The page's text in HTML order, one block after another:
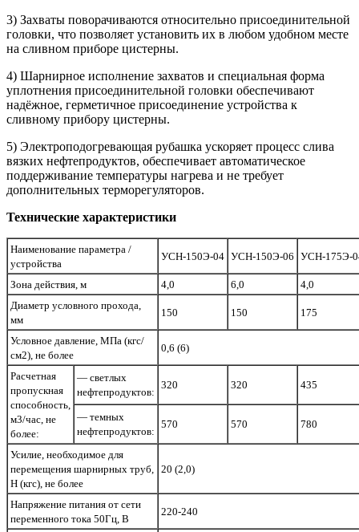
3) Захваты поворачиваются относительно присоединительной
головки, что позволяет установить их в любом удобном месте
на сливном приборе цистерны.
4) Шарнирное исполнение захватов и специальная форма
уплотнения присоединительной головки обеспечивают
надёжное, герметичное присоединение устройства к
сливному прибору цистерны.
5) Электроподогревающая рубашка ускоряет процесс слива
вязких нефтепродуктов, обеспечивает автоматическое
поддерживание температуры нагрева и не требует
дополнительных терморегуляторов.
Технические характеристики
Наименование параметра /
устройства
УСН-150Э-04 УСН-150Э-06 УСН-175Э-
Зона действия, м 4,0 6,0
4,0
Диаметр условного прохода,
мм
150 150 175
Условное давление, МПа (кгс/
см2), не более
0,6 (6)
Расчетная
пропускная
способность,
м3/час, не
более:
— светлых
нефтепродуктов:
320 320 435
— темных
нефтепродуктов:
570 570 780
Усилие, необходимое для
перемещения шарнирных труб,
Н (кгс), не более
20 (2,0)
Напряжение питания от сети
переменного тока 50Гц, В
220-240